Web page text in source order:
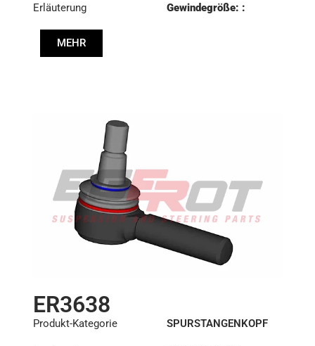
Erläuterung
Gewindegröße: :
MEHR
ER3638
Produkt-Kategorie SPURSTANGENKOPF